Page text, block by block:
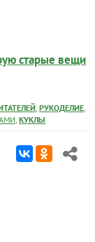
старые вещи
, РУКОДЕЛИЕ,
, КУКЛЫ